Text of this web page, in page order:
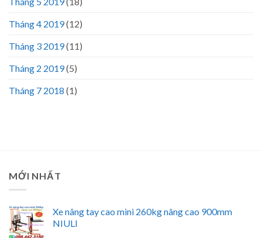
Tháng 4 2019(12)
Tháng 3 2019(11)
Tháng 2 2019(5)
Tháng 7 2018 (1)
MỚI NHẤT
Xe nâng tay cao mini 260kg nâng cao 900mm
NIULI